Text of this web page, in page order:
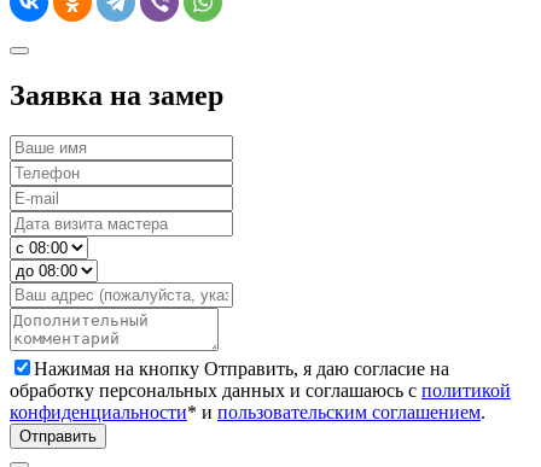
Заявка на замер
Нажимая на кнопку Отправить, я даю согласие на
обработку персональных данных и соглашаюсь с политикой
конфиденциальности* и пользовательским соглашением.
Отправить